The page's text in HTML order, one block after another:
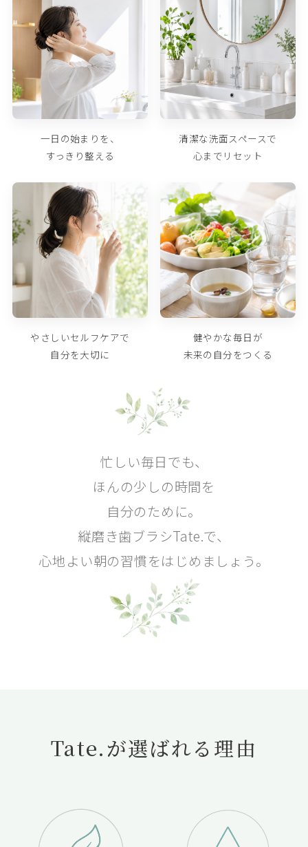
一日の始まりを、
すっきり整える
清潔な洗面スペースで
心までリセット
やさしいセルフケアで
自分を大切に
健やかな毎日が
未来の自分をつくる
忙しい毎日でも、
ほんの少しの時間を
自分のために。
縦磨き歯ブラシTate.で、
心地よい朝の習慣をはじめましょう。
Tate.が選ばれる理由